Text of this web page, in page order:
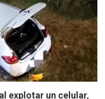
explotar un celular,